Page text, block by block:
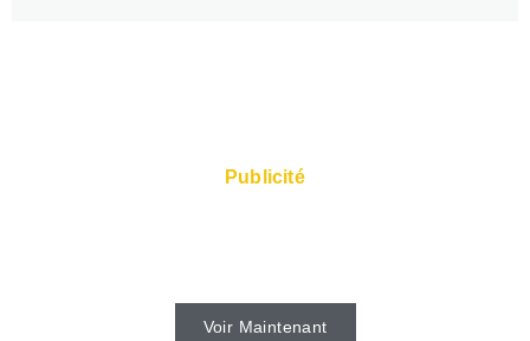
Publicité
Voir Maintenant